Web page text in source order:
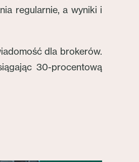
regularnie, a wyniki i
dla brokerów.
30-procentową